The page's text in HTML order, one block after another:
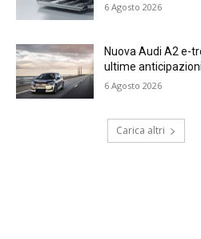
6 Agosto 2026
Nuova Audi A2 e-
ultime anticipazioni
6 Agosto 2026
Carica altri